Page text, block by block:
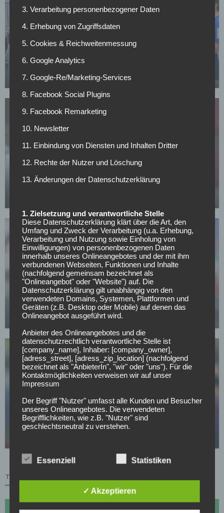
Schalke verleiht Torwart nach Norwegen
14.07.2026
SONSTIGES
All or Nothing: Hearts & Schwolow greifen nach
der Krone
FC SCHALKE 04
Offiziell: Schalke verlängert langfristig mit
Vereinslegende
07.05.2026
FC SCHALKE 04
Kaan Ayhan vor Schalke-Rückkehr? Erste
Gespräche sollen laufen
TABELLE
Name Sp Diff
3. Verarbeitung personenbezogener Daten
4. Erhebung von Zugriffsdaten
5. Cookies & Reichweitenmessung
6. Google Analytics
7. Google-Re/Marketing-Services
8. Facebook Social Plugins
9. Facebook Remarketing
10. Newsletter
11. Einbindung von Diensten und Inhalten Dritter
12. Rechte der Nutzer und Löschung
13. Änderungen der Datenschutzerklärung
1. Zielsetzung und verantwortliche Stelle
Diese Datenschutzerklärung klärt über die Art, den
Umfang und Zweck der Verarbeitung (u.a. Erhebung,
Verarbeitung und Nutzung sowie Einholung von
Einwilligungen) von personenbezogenen Daten
innerhalb unseres Onlineangebotes und der mit ihm
verbundenen Webseiten, Funktionen und Inhalte
(nachfolgend gemeinsam bezeichnet als
"Onlineangebot" oder "Website") auf. Die
Datenschutzerklärung gilt unabhängig von den
verwendeten Domains, Systemen, Plattformen und
Geräten (z.B. Desktop oder Mobile) auf denen das
Onlineangebot ausgeführt wird.
Anbieter des Onlineangebotes und die
datenschutzrechtlich verantwortliche Stelle ist
[company_name], Inhaber: [company_owner],
[adress_street], [adress_zip_location] (nachfolgend
bezeichnet als "AnbieterIn", "wir" oder "uns"). Für die
Kontaktmöglichkeiten verweisen wir auf unser
Impressum
Der Begriff "Nutzer" umfasst alle Kunden und Besucher
unseres Onlineangebotes. Die verwendeten
Begrifflichkeiten, wie z.B. "Nutzer" sind
geschlechtsneutral zu verstehen.
Wir verarbeiten personenbezogene Daten der Nutzer
nur unter Einhaltung der einschlägigen
Datenvermeidung. Das bedeutet die Daten der Nutzer
werden nur beim Vorliegen einer gesetzlichen
Erlaubnis, insbesondere wenn die Daten zur
Erbringung unserer vertraglichen Leistungen sowie
Essenziell Statistiken
✓ Akzeptieren